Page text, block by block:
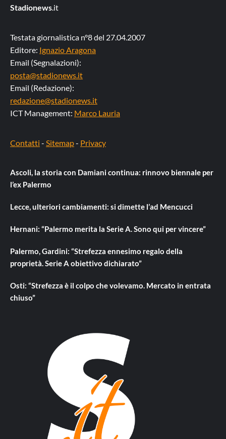
Stadionews.it
Testata giornalistica n°8 del 27.04.2007
Editore: Ignazio Aragona
Email (Segnalazioni):
posta@stadionews.it
Email (Redazione):
redazione@stadionews.it
ICT Management: Marco Lauria
Contatti - Sitemap- Privacy
Ascoli, la storia con Damiani continua: rinnovo biennale per
l’ex Palermo
Lecce, ulteriori cambiamenti: si dimette l’ad Mencucci
Hernani: “Palermo merita la Serie A. Sono qui per vincere”
Palermo, Gardini: “Strefezza ennesimo regalo della
proprietà. Serie A obiettivo dichiarato”
Osti: “Strefezza è il colpo che volevamo. Mercato in entrata
chiuso”